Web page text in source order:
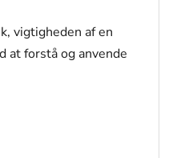
vigtigheden af en
at forstå og anvende